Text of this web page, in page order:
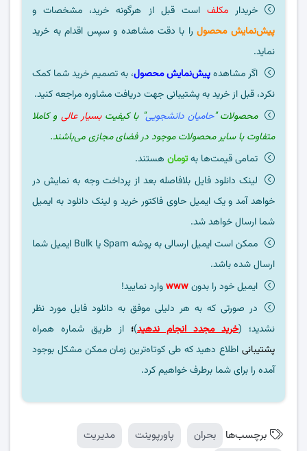
خریدارمکلف است قبل از هرگونه خرید، مشخصات و
پیش‌نمایش محصولرا با دقت مشاهده و سپس اقدام به خرید
نماید.
اگر مشاهدهپیش‌نمایش محصول، به تصمیم خرید شما کمک
نکرد، قبل از خرید به پشتیبانی جهت دریافت مشاوره مراجعه کنید.
محصولات "حامیان دانشجویی" با کیفیت بسیار عالی و کاملا
متفاوت با سایر محصولات موجود در فضای مجازی می‌باشند.
تمامی قیمت‌ها بهتومان هستند.
لینک دانلود فایل بلافاصله بعد از پرداخت وجه به نمایش در
خواهد آمد و یک ایمیل حاوی فاکتور خرید و لینک دانلود به ایمیل
شما ارسال خواهد شد.
ممکن است ایمیل ارسالی به پوشه Spam یا Bulk ایمیل شما
ارسال شده باشد.
ایمیل خود را بدونwwwوارد نمایید!
در صورتی که به هر دلیلی موفق به دانلود فایل مورد نظر
نشدید؛ (خرید مجدد انجام ندهید)؛ از طریق شماره همراه
پشتیبانی اطلاع دهید که طی کوتاه‌ترین زمان ممکن مشکل بوجود
آمده را برای شما برطرف خواهیم کرد.
برچسب‌ها بحران پاورپوینت
مدیریت